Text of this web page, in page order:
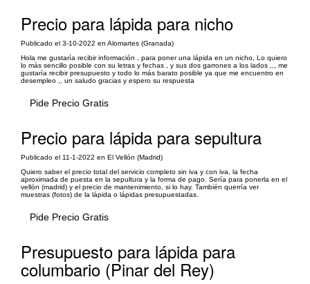
Precio para lápida para nicho
Publicado el 3-10-2022 en Alomartes (Granada)
Hola me gustaría recibir información , para poner una lápida en un nicho, Lo quiero
lo más sencillo posible con su letras y fechas , y sus dos garrones a los lados ,,, me
gustaría recibir presupuesto y todo lo más barato posible ya que me encuentro en
desempleo ,, un saludo gracias y espero su respuesta
Pide Precio Gratis
Precio para lápida para sepultura
Publicado el 11-1-2022 en El Vellón (Madrid)
Quiero saber el precio total del servicio completo sin iva y con iva, la fecha
aproximada de puesta en la sepultura y la forma de pago. Sería para ponerla en el
vellón (madrid) y el precio de mantenimiento, si lo hay. También querría ver
muestras (fotos) de la lápida o lápidas presupuestadas.
Pide Precio Gratis
Presupuesto para lápida para
columbario (Pinar del Rey)